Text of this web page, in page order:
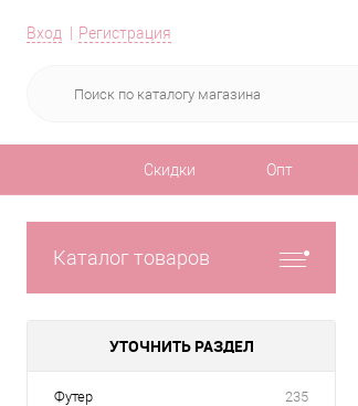
Вход Регистрация
Скидки Опт
Каталог товаров
УТОЧНИТЬ РАЗДЕЛ
Футер 235